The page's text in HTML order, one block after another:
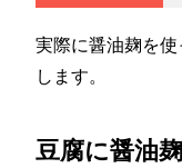
実際に醤油麹を
します。
豆腐に醤油麹